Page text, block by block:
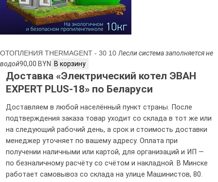
ОТОПЛЕНИЯ THERMAGENT - 30 10 Лесли система заполняется не
водой90,00 BYN В корзину
Доставка «Электрический котел ЭВАН
EXPERT PLUS-18» по Беларуси
Доставляем в любой населённый пункт страны. После
подтверждения заказа товар уходит со склада в тот же или
на следующий рабочий день, а срок и стоимость доставки
менеджер уточняет по вашему адресу. Оплата при
получении наличными или картой, для организаций и ИП —
по безналичному расчёту со счётом и накладной. В Минске
работает самовывоз со склада на улице Машинистов, 80.